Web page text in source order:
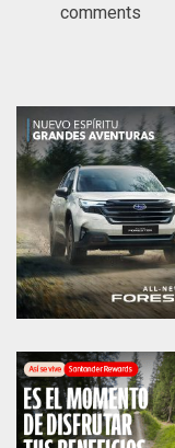
comments